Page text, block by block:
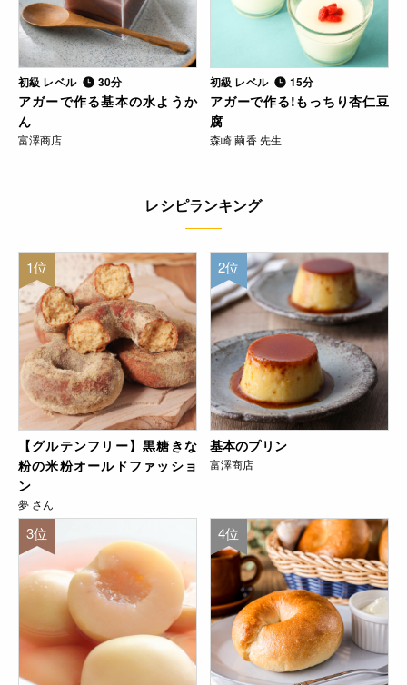
初級 レベル 30分
アガーで作る基本の水ようか
ん
富澤商店
初級 レベル 15分
アガーで作る!もっちり杏仁豆
腐
森崎 繭香 先生
レシピランキング
1位
【グルテンフリー】黒糖きな
粉の米粉オールドファッショ
ン
夢 さん
2位
基本のプリン
富澤商店
3位 4位